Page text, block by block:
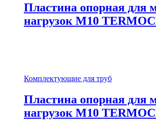
Пластина опорная для
нагрузок М10
Комплектующие для труб
Пластина опорная для
нагрузок М10